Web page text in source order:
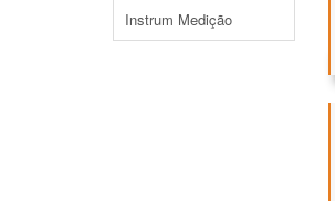
Instrum Medição